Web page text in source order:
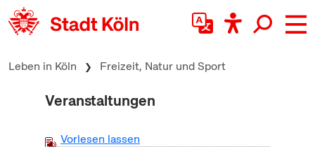
zum Inhalt springen
Leben in Köln Freizeit, Natur und Sport
Veranstaltungen
Vorlesen lassen